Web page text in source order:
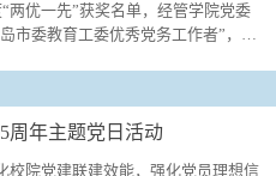
两优一先”获奖名单，经管学院党委
市委教育工委优秀党务工作者”，经
评青岛科技大学“2025年度优秀党务
大学“2025年度优秀共产党员”。近
党建引领学院高质量发展”目标，...
周年主题党日活动
校院党建联建效能，强化党员理想信